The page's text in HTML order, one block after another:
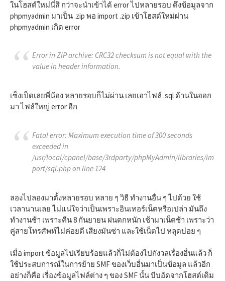
ในโฮสต์ใหม่นี่สิ กว่าจะนำเข้าได้ error ไปหลายรอบ ดึงข้อมูลจาก
phpmyadmin มาเป็น .zip พอ import .zip เข้าโฮสต์ใหม่ผ่าน
phpmyadmin เกิด error
Error in ZIP archive: CRC32 checksum is not equal with the
value in header information.
เซ็งเป็ดเลยพี่น้อง หลายรอบก็ไม่ผ่าน เลยเอาไฟล์ .sql ด้านในออก
มา ไฟล์ใหญ่ error อีก
Fatal error: Maximum execution time of 300 seconds
exceeded in
/usr/local/cpanel/base/3rdparty/phpMyAdmin/libraries/im
port/sql.php on line 124
ลองไปลองมาตั้งหลายรอบ หลาย ๆ วิธี ทำงานอื่น ๆ ไปด้วย ใช้
เวลานานเลย ไม่แน่ใจว่าเป็นเพราะอินเทอร์เน็ตหรือเปล่า มันถึง
ทำงานช้า เพราะคืน 8 กันยายน ฝนตกหนัก เช้ามาเน็ตช้า เพราะว่า
คู่สายโทรศัพท์ไม่ค่อยดี เสียงมันซ่า และใช้เน็ตไป หลุดบ่อย ๆ
เมื่อ import ข้อมูลไปเรียบร้อยแล้วก็ไม่ต้องไปกังวลเรื่องอื่นแล้ว ก็
ใช้ประสบการณ์ในการย้าย SMF ของเว็บอื่นมาเป็นข้อมูล แล้วอีก
อย่างก็คือ เรื่องข้อมูลไฟล์ต่าง ๆ ของ SMF นั้น บีบอัดจากโฮสต์เดิม